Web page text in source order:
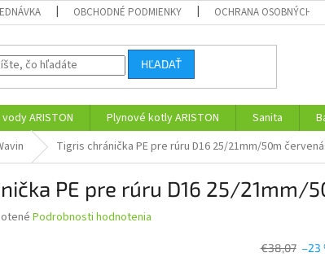
OBCHODNÉ PODMIENKY OCHRANA OSOBNÝCH
HĽADAŤ
ARISTON Plynové kotly ARISTON Sanita
Tigris chránička PE pre rúru D16 25/21mm/50m červená
PE pre rúru D16 25/21mm/
Podrobnosti hodnotenia
€38,07 –23